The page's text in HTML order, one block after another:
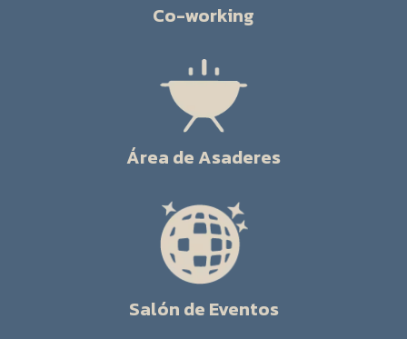
Co-working
Área de Asaderes
Salón de Eventos